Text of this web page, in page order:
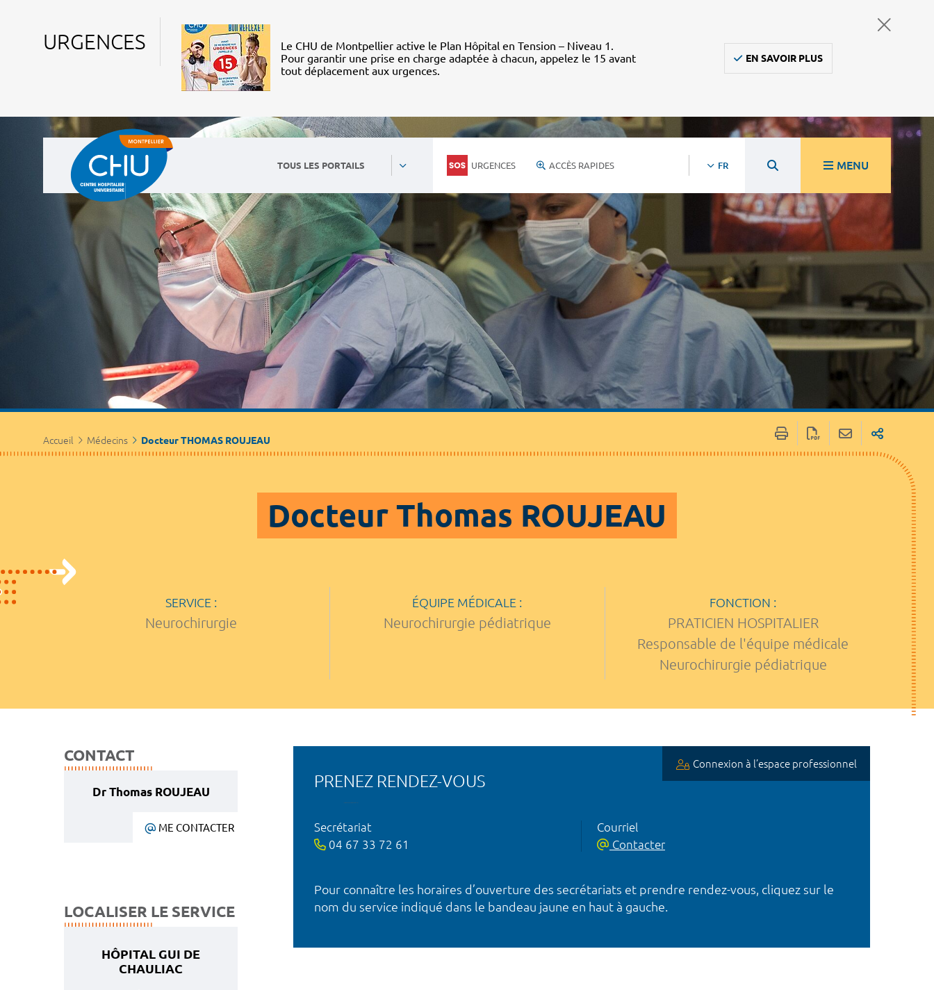
URGENCES
Le CHU de Montpellier active le Plan Hôpital en Tension – Niveau 1.
Pour garantir une prise en charge adaptée à chacun, appelez le 15 avant
tout déplacement aux urgences.
EN SAVOIR PLUS
TOUS LES PORTAILS URGENCES ACCÈS RAPIDES FR MENU
Accueil Médecins Docteur THOMAS ROUJEAU
Docteur Thomas ROUJEAU
SERVICE :
Neurochirurgie
ÉQUIPE MÉDICALE :
Neurochirurgie pédiatrique
FONCTION :
PRATICIEN HOSPITALIER
Responsable de l'équipe médicale
Neurochirurgie pédiatrique
CONTACT
Dr Thomas ROUJEAU
ME CONTACTER
LOCALISER LE SERVICE
HÔPITAL GUI DE
CHAULIAC
PRENEZ RENDEZ-VOUS
Connexion à l’espace professionnel
Secrétariat
04 67 33 72 61
Courriel
Contacter
Pour connaître les horaires d’ouverture des secrétariats et prendre rendez-vous, cliquez sur le
nom du service indiqué dans le bandeau jaune en haut à gauche.